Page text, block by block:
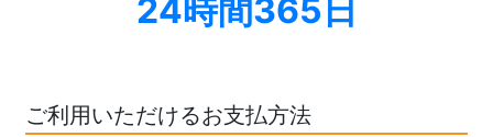
24時間365日
ご利用いただけるお支払方法